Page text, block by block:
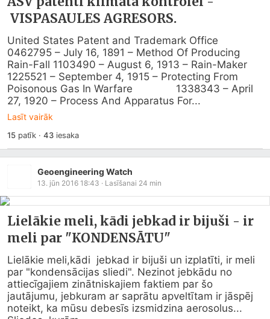
VISPASAULES AGRESORS.
United States Patent and Trademark Office
0462795 – July 16, 1891 – Method Of Producing
Rain-Fall 1103490 – August 6, 1913 – Rain-Maker
1225521 – September 4, 1915 – Protecting From
Poisonous Gas In Warfare 	 	1338343 – April
27, 1920 – Process And Apparatus For...
Lasīt vairāk
15patīk · 43iesaka
Geoengineering Watch
13. jūn 2016 18:43 · Lasīšanai 24 min
Lielākie meli, kādi jebkad ir bijuši - ir
meli par "KONDENSĀTU"
Lielākie meli,kādi  jebkad ir bijuši un izplatīti, ir meli
par "kondensācijas sliedi". Nezinot jebkādu no
attiecīgajiem zinātniskajiem faktiem par šo
jautājumu, jebkuram ar saprātu apveltītam ir jāspēj
noteikt, ka mūsu debesīs izsmidzina aerosolus...